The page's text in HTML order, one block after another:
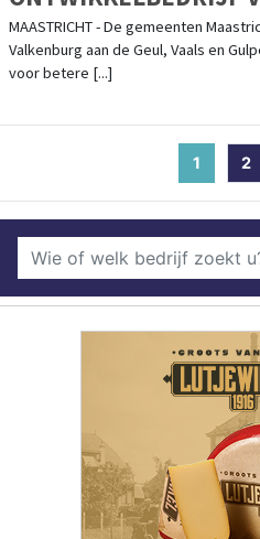
MAASTRICHT EN DE
HEUVELLAND
MAASTRICHT - De gemeenten
Valkenburg aan de Geul, Vaals en
voor betere [...]
1 2